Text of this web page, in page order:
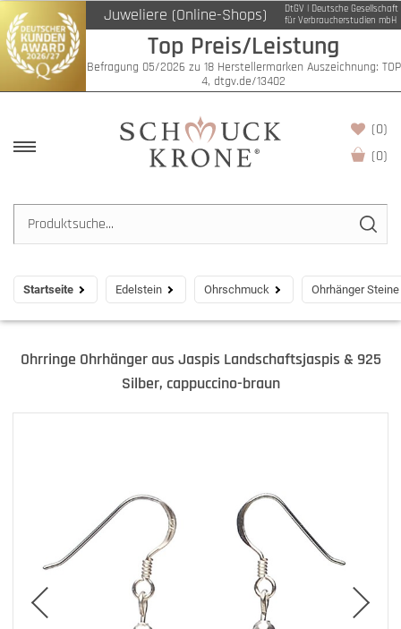
Juweliere (Online-Shops)
DtGV | Deutsche Gesellschaft
für Verbraucherstudien mbH
Top Preis/Leistung
Befragung 05/2026 zu 18 Herstellermarken Auszeichnung: TOP
4, dtgv.de/13402
(0)
(0)
Startseite Edelstein Ohrschmuck Ohrhänger Steine
Ohrringe Ohrhänger aus Jaspis Landschaftsjaspis & 925
Silber, cappuccino-braun